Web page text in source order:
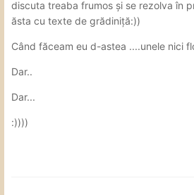
discuta treaba frumos și se rezolva în
ăsta cu texte de grădiniță:))
Când făceam eu d-astea ....unele nici
Dar..
Dar...
:))))